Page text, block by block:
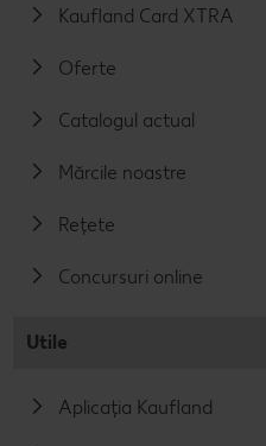
Kaufland Card XTRA
Oferte
Catalogul actual
Mărcile noastre
Rețete
Concursuri online
Utile
Aplicația Kaufland